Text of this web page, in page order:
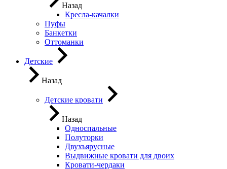
Назад
Кресла-качалки
Пуфы
Банкетки
Оттоманки
Детские
Назад
Детские кровати
Назад
Односпальные
Полуторки
Двухъярусные
Выдвижные кровати для двоих
Кровати-чердаки